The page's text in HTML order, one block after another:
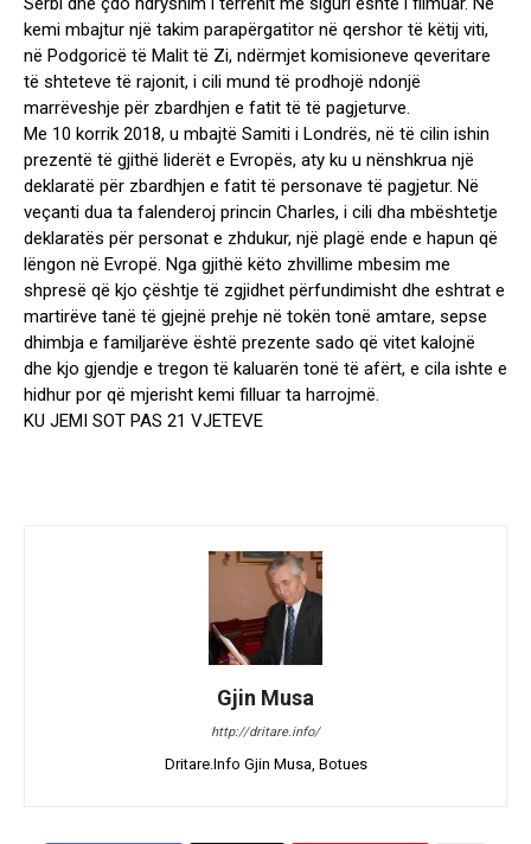
kemi mbajtur një takim parapërgatitor në qershor të këtij viti,
në Podgoricë të Malit të Zi, ndërmjet komisioneve qeveritare
të shteteve të rajonit, i cili mund të prodhojë ndonjë
marrëveshje për zbardhjen e fatit të të pagjeturve.
Me 10 korrik 2018, u mbajtë Samiti i Londrës, në të cilin ishin
prezentë të gjithë liderët e Evropës, aty ku u nënshkrua një
deklaratë për zbardhjen e fatit të personave të pagjetur. Në
veçanti dua ta falenderoj princin Charles, i cili dha mbështetje
deklaratës për personat e zhdukur, një plagë ende e hapun që
lëngon në Evropë. Nga gjithë këto zhvillime mbesim me
shpresë që kjo çështje të zgjidhet përfundimisht dhe eshtrat e
martirëve tanë të gjejnë prehje në tokën tonë amtare, sepse
dhimbja e familjarëve është prezente sado që vitet kalojnë
dhe kjo gjendje e tregon të kaluarën tonë të afërt, e cila ishte e
hidhur por që mjerisht kemi filluar ta harrojmë.
KU JEMI SOT PAS 21 VJETEVE
Gjin Musa
http://dritare.info/
Dritare.Info Gjin Musa, Botues